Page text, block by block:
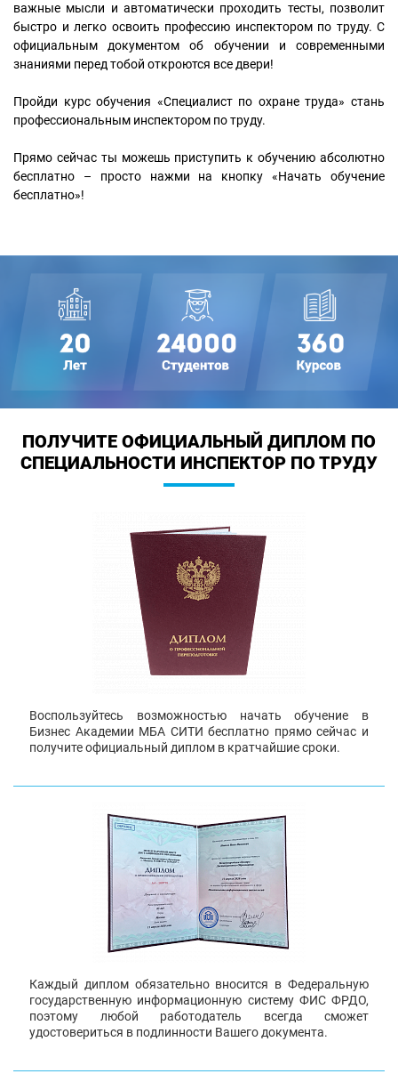
важные мысли и автоматически проходить тесты, позволит
быстро и легко освоить профессию инспектором по труду. С
официальным документом об обучении и современными
знаниями перед тобой откроются все двери!
Пройди курс обучения «Специалист по охране труда» стань
профессиональным инспектором по труду.
Прямо сейчас ты можешь приступить к обучению абсолютно
бесплатно – просто нажми на кнопку «Начать обучение
бесплатно»!
ПОЛУЧИТЕ ОФИЦИАЛЬНЫЙ ДИПЛОМ ПО
СПЕЦИАЛЬНОСТИ ИНСПЕКТОР ПО ТРУДУ
Воспользуйтесь возможностью начать обучение в
Бизнес Академии МБА СИТИ бесплатно прямо сейчас и
получите официальный диплом в кратчайшие сроки.
Каждый диплом обязательно вносится в Федеральную
государственную информационную систему ФИС ФРДО,
поэтому любой работодатель всегда сможет
удостовериться в подлинности Вашего документа.